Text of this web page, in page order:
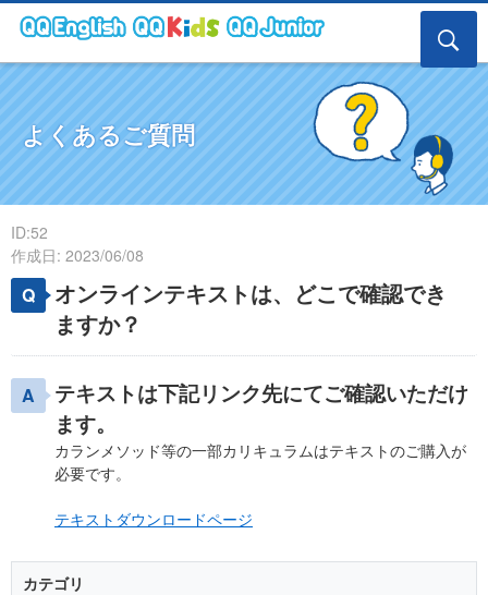
よくあるご質問
ID:52
作成日: 2023/06/08
オンラインテキストは、どこで確認でき
ますか？
テキストは下記リンク先にてご確認いただけ
ます。
カランメソッド等の一部カリキュラムはテキストのご購入が
必要です。
テキストダウンロードページ
カテゴリ